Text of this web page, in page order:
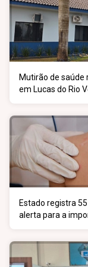
Mutirão de saúde
em Lucas do Rio
Estado registra
alerta para a